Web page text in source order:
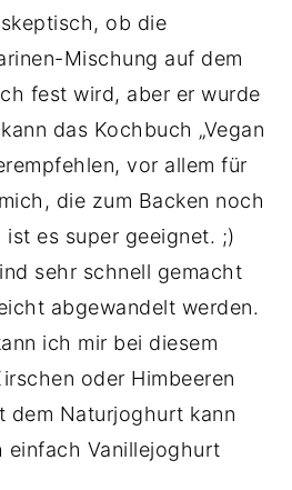
ob die
Mischung auf dem
fest wird, aber er wurde
das Kochbuch „Vegan
vor allem für
die zum Backen noch
ist es super geeignet. ;)
sehr schnell gemacht
abgewandelt werden.
ich mir bei diesem
oder Himbeeren
dem Naturjoghurt kann
einfach Vanillejoghurt